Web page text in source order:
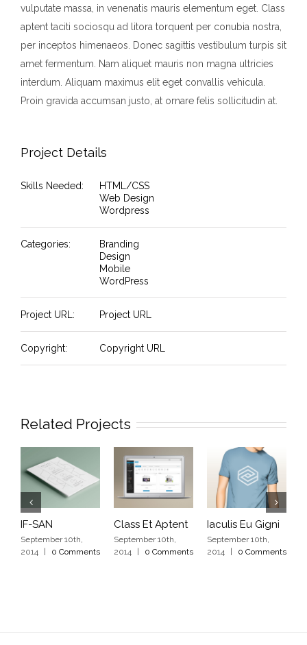
vulputate massa, in venenatis mauris elementum eget. Class
aptent taciti sociosqu ad litora torquent per conubia nostra,
per inceptos himenaeos. Donec sagittis vestibulum turpis sit
amet fermentum. Nam aliquet mauris non magna ultricies
interdum. Aliquam maximus elit eget convallis vehicula.
Proin gravida accumsan justo, at ornare felis sollicitudin at.
Project Details
Skills Needed:
HTML/CSS
Web Design
Wordpress
Categories:
Branding
Design
Mobile
WordPress
Project URL: Project URL
Copyright: Copyright URL
Related Projects
IF-SAN
September 10th,
2014
0 Comments
Class Et Aptent
September 10th,
2014
0 Comments
Iaculis Eu Gigni
September 10th,
2014
0 Comments